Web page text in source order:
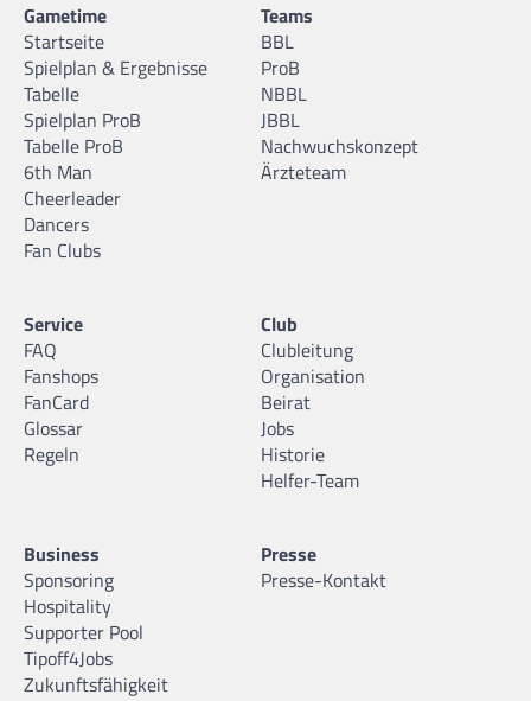
Gametime
Startseite
Spielplan & Ergebnisse
Tabelle
Spielplan ProB
Tabelle ProB
6th Man
Cheerleader
Dancers
Fan Clubs
Teams
BBL
ProB
NBBL
JBBL
Nachwuchskonzept
Ärzteteam
Service
FAQ
Fanshops
FanCard
Glossar
Regeln
Club
Clubleitung
Organisation
Beirat
Jobs
Historie
Helfer-Team
Business
Sponsoring
Hospitality
Supporter Pool
Tipoff4Jobs
Zukunftsfähigkeit
Presse
Presse-Kontakt